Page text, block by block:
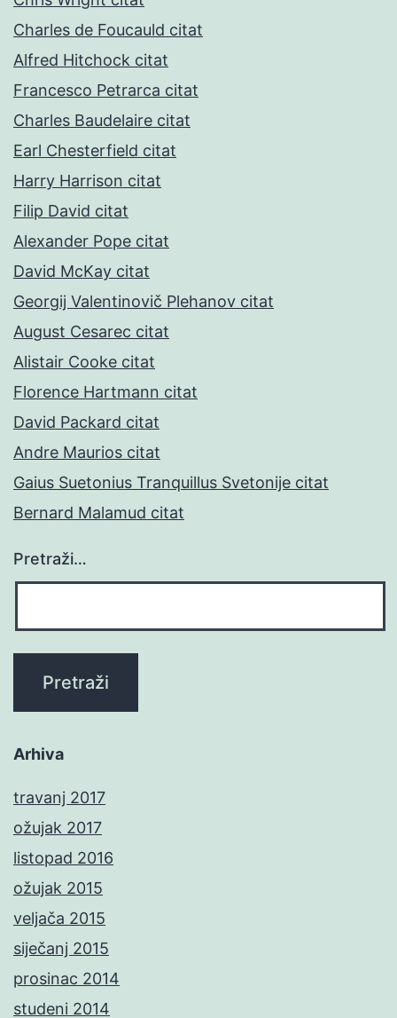
Charles de Foucauld citat
Alfred Hitchock citat
Francesco Petrarca citat
Charles Baudelaire citat
Earl Chesterfield citat
Harry Harrison citat
Filip David citat
Alexander Pope citat
David McKay citat
Georgij Valentinovič Plehanov citat
August Cesarec citat
Alistair Cooke citat
Florence Hartmann citat
David Packard citat
Andre Maurios citat
Gaius Suetonius Tranquillus Svetonije citat
Bernard Malamud citat
Pretraži…
Arhiva
travanj 2017
ožujak 2017
listopad 2016
ožujak 2015
veljača 2015
siječanj 2015
prosinac 2014
studeni 2014